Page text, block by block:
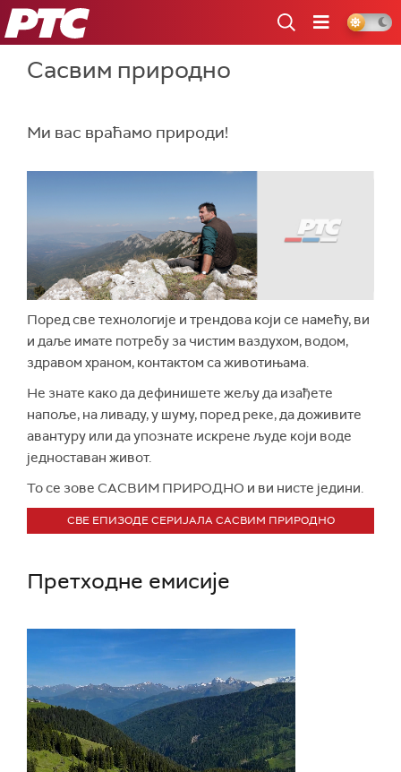
РТС
Сасвим природно
Ми вас враћамо природи!
Поред све технологије и трендова који се намећу, ви
и даље имате потребу за чистим ваздухом, водом,
здравом храном, контактом са животињама.
Не знате како да дефинишете жељу да изађете
напоље, на ливаду, у шуму, поред реке, да доживите
авантуру или да упознате искрене људе који воде
једноставан живот.
То се зове САСВИМ ПРИРОДНО и ви нисте једини.
СВЕ ЕПИЗОДЕ СЕРИЈАЛА САСВИМ ПРИРОДНО
Претходне емисије